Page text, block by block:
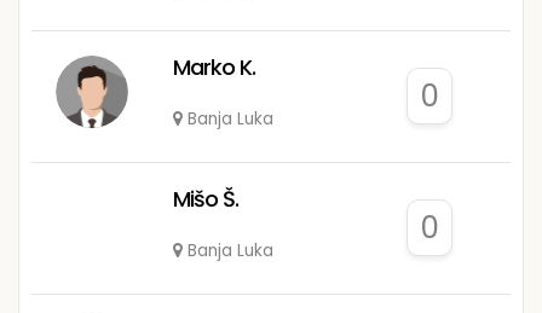
Marko K.
Banja Luka
0
Mišo Š.
Banja Luka
0